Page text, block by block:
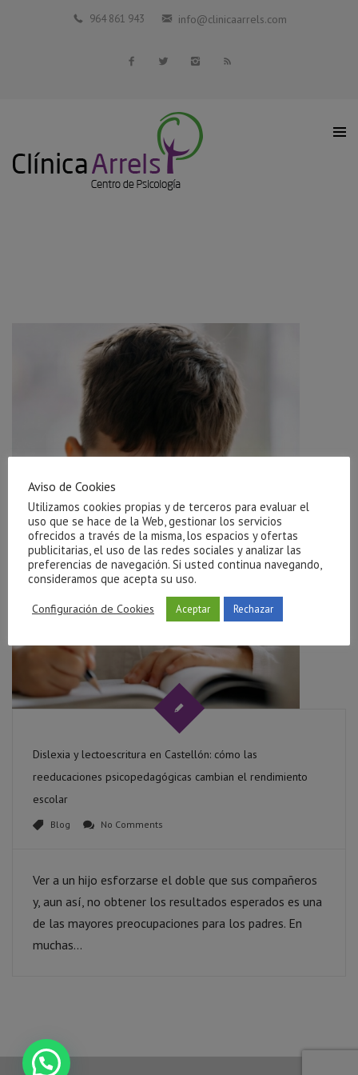
Blog
964 861 943 info@clinicaarrels.com
Dislexia y lectoescritura en Castellón: cómo las
reeducaciones psicopedagógicas cambian el rendimiento
escolar
Blog No Comments
Ver a un hijo esforzarse el doble que sus compañeros
y, aun así, no obtener los resultados esperados es una
de las mayores preocupaciones para los padres. En
muchas...
Aviso de Cookies
Utilizamos cookies propias y de terceros para evaluar el
uso que se hace de la Web, gestionar los servicios
ofrecidos a través de la misma, los espacios y ofertas
publicitarias, el uso de las redes sociales y analizar las
preferencias de navegación. Si usted continua navegando,
consideramos que acepta su uso.
Configuración de Cookies Aceptar Rechazar